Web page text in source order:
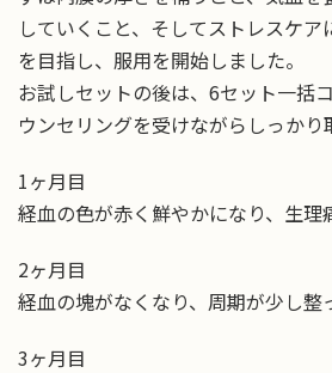
していくこと、そしてストレスケ
を目指し、服用を開始しました。
お試しセットの後は、6セット一括
ウンセリングを受けながらしっかり
1ヶ月目
経血の色が赤く鮮やかになり、生理
2ヶ月目
経血の塊がなくなり、周期が少し整
3ヶ月目